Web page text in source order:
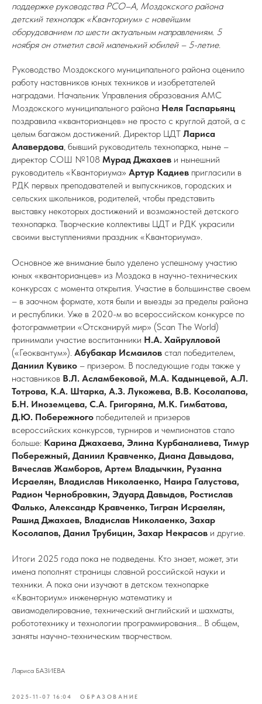
поддержке руководства РСО–А, Моздокского района
детский технопарк «Кванториум» с новейшим
оборудованием по шести актуальным направлениям. 5
ноября он отметил свой маленький юбилей – 5-летие.
Руководство Моздокского муниципального района оценило
работу наставников юных техников и изобретателей
наградами. Начальник Управления образования АМС
Моздокского муниципального района Неля Гаспарьянц
поздравила «кванторианцев» не просто с круглой датой, а с
целым багажом достижений. Директор ЦДТ Лариса
Алавердова, бывший руководитель технопарка, ныне –
директор СОШ №108 Мурад Джахаев и нынешний
руководитель «Кванториума» Артур Кадиев пригласили в
РДК первых преподавателей и выпускников, городских и
сельских школьников, родителей, чтобы представить
выставку некоторых достижений и возможностей детского
технопарка. Творческие коллективы ЦДТ и РДК украсили
своими выступлениями праздник «Кванториума».
Основное же внимание было уделено успешному участию
юных «кванторианцев» из Моздока в научно-технических
конкурсах с момента открытия. Участие в большинстве своем
– в заочном формате, хотя были и выезды за пределы района
и республики. Уже в 2020-м во всероссийском конкурсе по
фотограмметрии «Отсканируй мир» (Scan The World)
принимали участие воспитанники Н.А. Хайрулловой
(«Геоквантум»). Абубакар Исмаилов стал победителем,
Даниил Кувико – призером. В последующие годы также у
наставников В.Л. Асламбековой, М.А. Кадынцевой, А.Л.
Тотрова, К.А. Штарка, А.З. Лукожева, В.В. Косолапова,
Б.Н. Иноземцева, С.А. Григоряна, М.К. Гимбатова,
Д.Ю. Побережного победителей и призеров
всероссийских конкурсов, турниров и чемпионатов стало
больше: Карина Джахаева, Элина Курбаналиева, Тимур
Побережный, Даниил Кравченко, Диана Давыдова,
Вячеслав Жамборов, Артем Владычкин, Рузанна
Исраелян, Владислав Николаенко, Наира Галустова,
Радион Чернобровкин, Эдуард Давыдов, Ростислав
Фалько, Александр Кравченко, Тигран Исраелян,
Рашид Джахаев, Владислав Николаенко, Захар
Косолапов, Данил Трубицин, Захар Некрасов и другие.
Итоги 2025 года пока не подведены. Кто знает, может, эти
имена пополнят страницы славной российской науки и
техники. А пока они изучают в детском технопарке
«Кванториум» инженерную математику и
авиамоделирование, технический английский и шахматы,
робототехнику и технологии программирования... В общем,
заняты научно-техническим творчеством.
Лариса БАЗИЕВА
2025-11-07 16:04 ОБРАЗОВАНИЕ